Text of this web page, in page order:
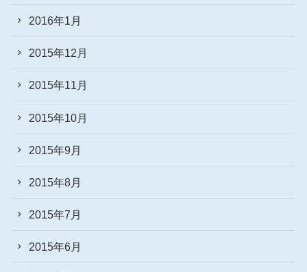
2016年1月
2015年12月
2015年11月
2015年10月
2015年9月
2015年8月
2015年7月
2015年6月